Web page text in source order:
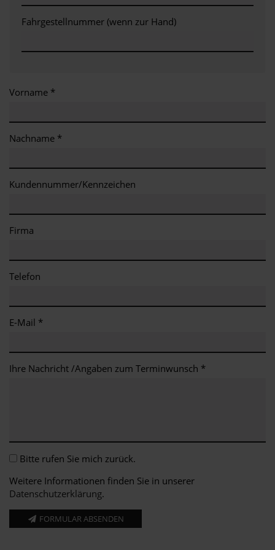
Fahrgestellnummer (wenn zur Hand)
Vorname *
Nachname *
Kundennummer/Kennzeichen
Firma
Telefon
E-Mail *
Ihre Nachricht /Angaben zum Terminwunsch *
Bitte rufen Sie mich zurück.
Weitere Informationen finden Sie in unserer
Datenschutzerklärung.
FORMULAR ABSENDEN